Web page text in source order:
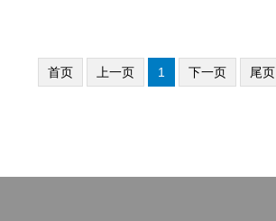
首页 上一页 1 下一页 尾页